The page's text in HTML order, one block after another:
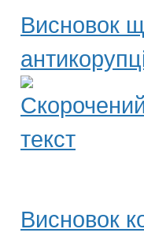
Висновок
Висновок